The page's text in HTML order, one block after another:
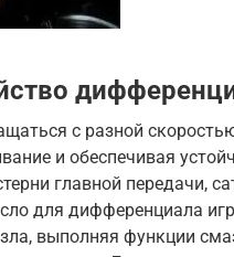
с разной
и обеспечивая
главной передачи,
для дифференциала
выполняя функции